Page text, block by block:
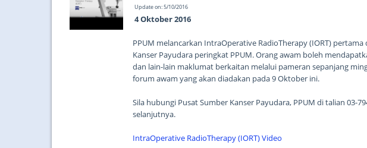
Update on: 5/10/2016
4 Oktober 2016
PPUM melancarkan IntraOperative RadioTherapy (IORT)
Kanser Payudara peringkat PPUM. Orang awam boleh
dan lain-lain maklumat berkaitan melalui pameran sepanjang
forum awam yang akan diadakan pada 9 Oktober ini.
Sila hubungi Pusat Sumber Kanser Payudara, PPUM di talian 03-
selanjutnya.
IntraOperative RadioTherapy (IORT) Video